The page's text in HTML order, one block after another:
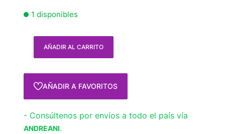
1 disponibles
AÑADIR AL CARRITO
AÑADIR A FAVORITOS
- Consúltenos por envíos a todo el país vía
ANDREANI.